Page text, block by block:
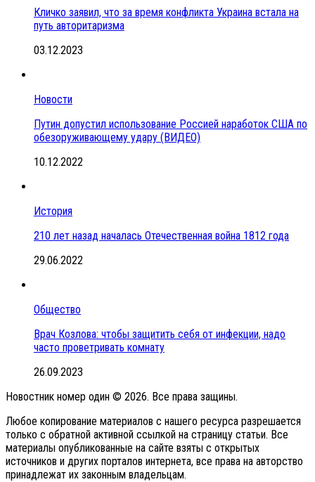
Кличко заявил, что за время конфликта Украина встала на
путь авторитаризма
03.12.2023
Новости
Путин допустил использование Россией наработок США по
обезоруживающему удару (ВИДЕО)
10.12.2022
История
210 лет назад началась Отечественная война 1812 года
29.06.2022
Общество
Врач Козлова: чтобы защитить себя от инфекции, надо
часто проветривать комнату
26.09.2023
Новостник номер один © 2026. Все права защины.
Любое копирование материалов с нашего ресурса разрешается
только с обратной активной ссылкой на страницу статьи. Все
материалы опубликованные на сайте взяты с открытых
источников и других порталов интернета, все права на авторство
принадлежат их законным владельцам.